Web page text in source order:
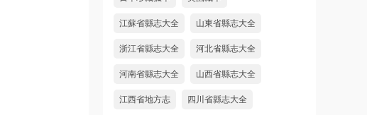
江蘇省縣志大全 山東省縣志大全
浙江省縣志大全 河北省縣志大全
河南省縣志大全 山西省縣志大全
江西省地方志 四川省縣志大全